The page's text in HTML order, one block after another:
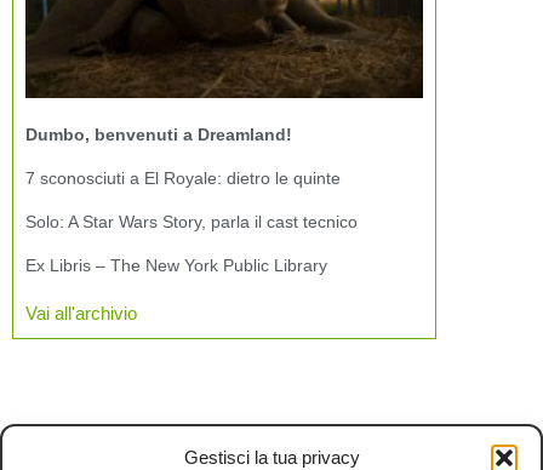
Gestisci la tua privacy
Dumbo, benvenuti a Dreamland!
7 sconosciuti a El Royale: dietro le quinte
Solo: A Star Wars Story, parla il cast tecnico
Ex Libris – The New York Public Library
Vai all'archivio